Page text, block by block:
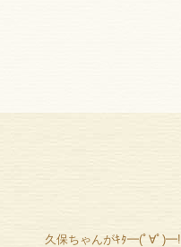
久保ちゃんがｷﾀ━(ﾟ∀ﾟ)━!